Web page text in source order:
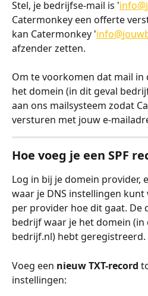
Stel, je bedrijfse-mail is 'info@
Catermonkey een offerte
kan Catermonkey 'info@
afzender zetten.
Om te voorkomen dat mail in
het domein (in dit geval
aan ons mailsysteem zodat
versturen met jouw e-
Hoe voeg je een SPF
Log in bij je domein provider,
waar je DNS instellingen
per provider hoe dit gaat. De
bedrijf waar je het domein
bedrijf.nl) hebt geregistreerd.
Voeg een nieuw TXT-record
instellingen: